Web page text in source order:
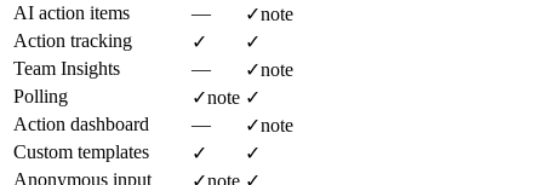
AI action items
— ✓note
Action tracking
✓
✓
Team Insights
— ✓note
Polling
✓note ✓
Action dashboard
— ✓note
Custom templates
✓
✓
Anonymous input
✓note ✓